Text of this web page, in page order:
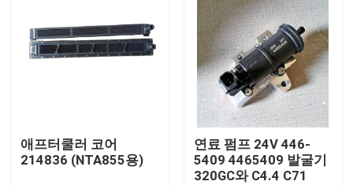
공장 투어
애프터쿨러 코어
214836 (NTA855용)
연료 펌프 24V 446-
5409 4465409 발굴기
320GC와 C4.4 C71